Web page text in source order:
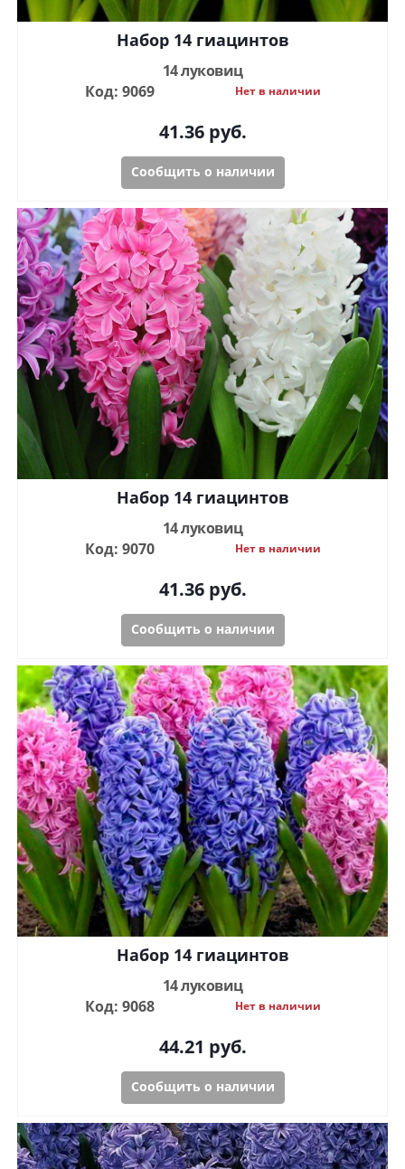
Набор 14 гиацинтов
14 луковиц
Код: 9069
Нет в наличии
41.36руб.
Сообщить о наличии
Набор 14 гиацинтов
14 луковиц
Код: 9070
Нет в наличии
41.36руб.
Сообщить о наличии
Набор 14 гиацинтов
14 луковиц
Код: 9068
Нет в наличии
44.21 руб.
Сообщить о наличии